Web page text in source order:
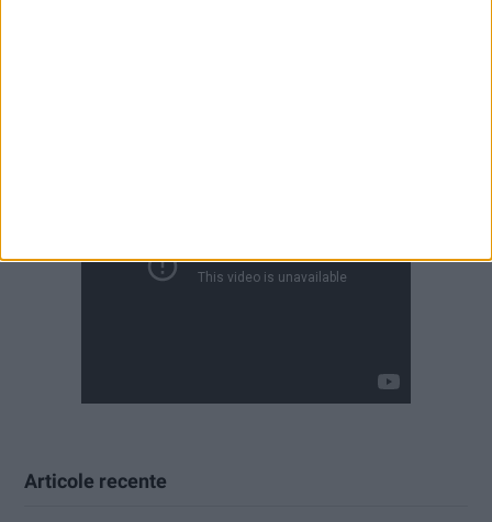
Articole recente